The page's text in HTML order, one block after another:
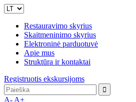
Restauravimo skyrius
Skaitmeninimo skyrius
Elektroninė parduotuvė
Apie mus
Struktūra ir kontaktai
Registruotis ekskursijoms
A- A+